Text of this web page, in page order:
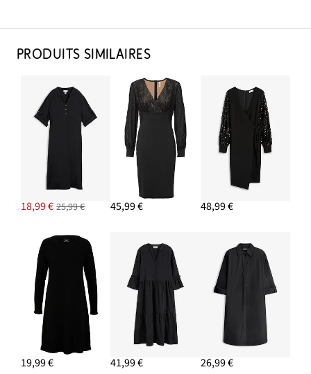
PRODUITS SIMILAIRES
18,99 € 25,99 € 45,99 € 48,99 €
19,99 € 41,99 € 26,99 €